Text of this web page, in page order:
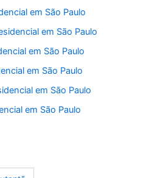
em São Paulo
em São Paulo
em São Paulo
em São Paulo
em São Paulo
em São Paulo